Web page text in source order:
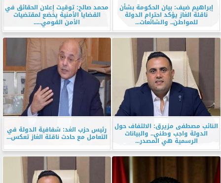
إبراهيم ضيف: بيان الحكومة بشأن
ناقلة الغاز يؤكد احترام الدولة
للمواطن.. والشائعات...
محمد صالح: توقيت إعلان الحقائق في
القضايا الأمنية يخضع لمقتضيات
الأمن القومي.....
النائب مصطفى مزيرق: الالتفاف حول
الدولة واجب وطني.. والبيانات
الرسمية هي المصدر...
رئيس حزب الغد: شفافية الدولة في
التعامل مع حادث ناقلة الغاز تعكس...